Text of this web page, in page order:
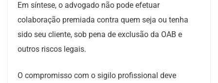
Em síntese, o advogado não pode efetuar
colaboração premiada contra quem seja ou tenha
sido seu cliente, sob pena de exclusão da OAB e
outros riscos legais.
O compromisso com o sigilo profissional deve